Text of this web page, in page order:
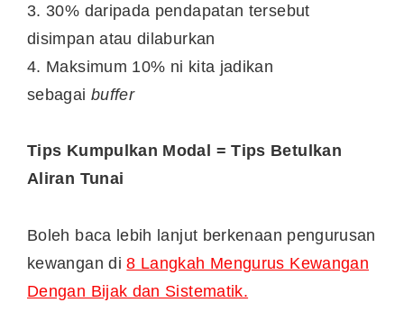
3. 30% daripada pendapatan tersebut
disimpan atau dilaburkan
4. Maksimum 10% ni kita jadikan
sebagai buffer
Tips Kumpulkan Modal = Tips Betulkan
Aliran Tunai
Boleh baca lebih lanjut berkenaan pengurusan
kewangan di8 Langkah Mengurus Kewangan
Dengan Bijak dan Sistematik.